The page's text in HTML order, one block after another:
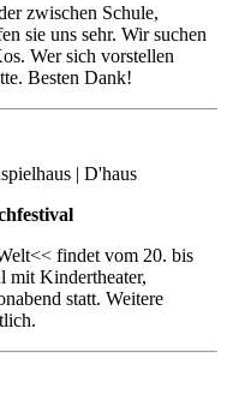
zwischen Schule,
sie uns sehr. Wir suchen
Wer sich vorstellen
Besten Dank!
| D'haus
findet vom 20. bis
mit Kindertheater,
statt. Weitere